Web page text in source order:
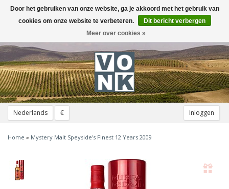
Nederlands € Inloggen
Toggle
navigation
Home » Mystery Malt Speyside's Finest 12 Years 2009
Door het gebruiken van onze website, ga je akkoord met het gebruik van
cookies om onze website te verbeteren.
Dit bericht verbergen
Meer over cookies »